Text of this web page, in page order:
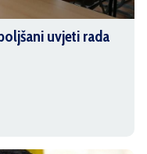
uvjeti rada